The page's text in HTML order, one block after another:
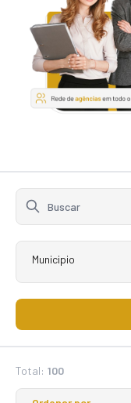
Municipio
Total: 100